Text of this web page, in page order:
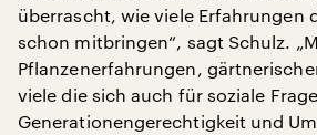
überrascht, wie viele Erfahrungen
schon mitbringen“, sagt Schulz.
Pflanzenerfahrungen,
viele die sich auch für soziale
Generationengerechtigkeit und